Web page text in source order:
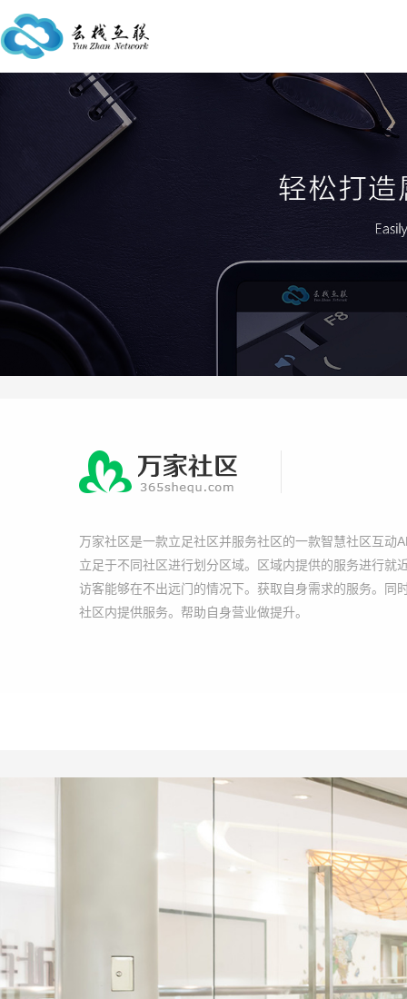
万家社区是一款立足社区并服务社区的一款智慧社区互动
立足于不同社区进行划分区域。区域内提供的服务进行就
访客能够在不出远门的情况下。获取自身需求的服务。同
社区内提供服务。帮助自身营业做提升。